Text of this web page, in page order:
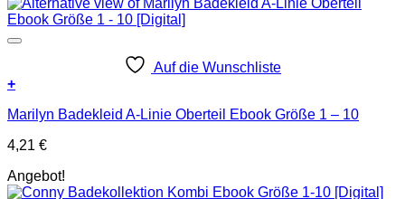
Auf die Wunschliste
+
Marilyn Badekleid A-Linie Oberteil Ebook Größe 1 – 10
4,21 €
Angebot!